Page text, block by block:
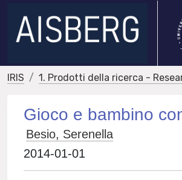
IRIS 1. Prodotti della ricerca -
Gioco e bambino
Besio, Serenella
2014-01-01